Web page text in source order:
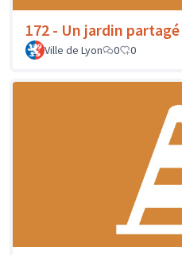
172 - Un jardin
Ville de Lyon
0 0